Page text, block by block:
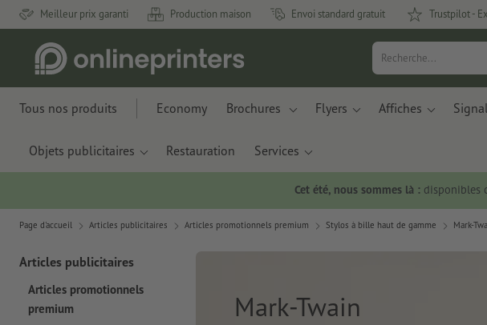
Meilleur prix garanti Production maison Envoi standard gratuit Trustpilot -
Tous nos produits Economy Brochures Flyers Affiches
Objets publicitaires Restauration Services
Cet été, nous sommes là :disponibles
Page d'accueil Articles publicitaires Articles promotionnels premium Stylos à bille haut de gamme Mark-
Articles publicitaires
Articles promotionnels
premium
Mark-Twain